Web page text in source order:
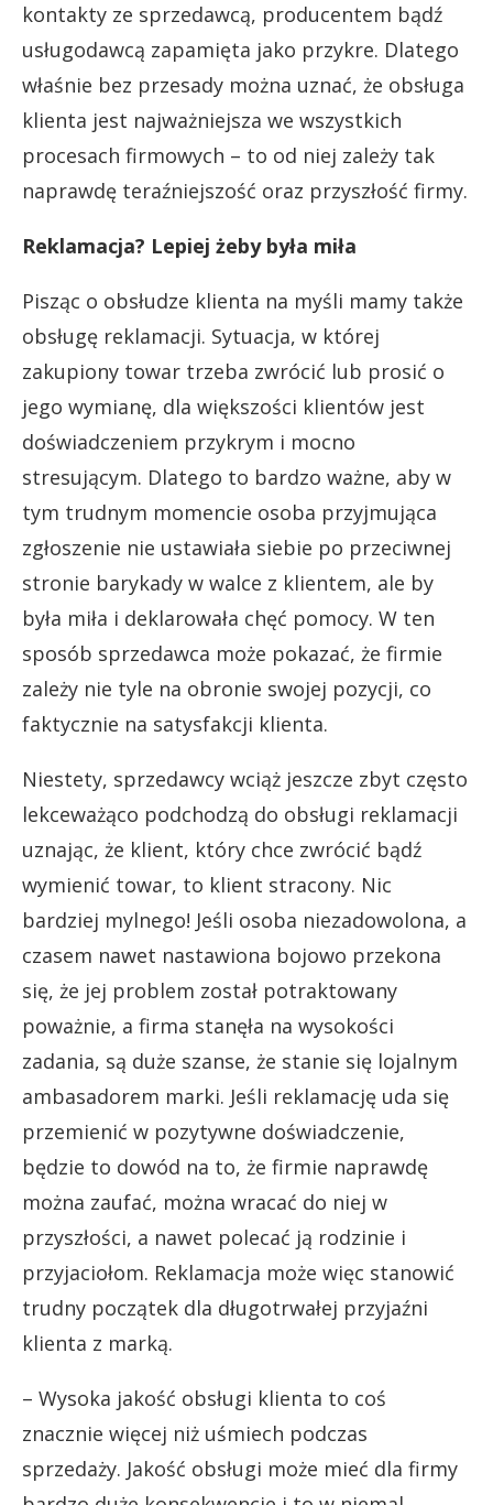
kontakty ze sprzedawcą, producentem bądź
usługodawcą zapamięta jako przykre. Dlatego
właśnie bez przesady można uznać, że obsługa
klienta jest najważniejsza we wszystkich
procesach firmowych – to od niej zależy tak
naprawdę teraźniejszość oraz przyszłość firmy.
Reklamacja? Lepiej żeby była miła
Pisząc o obsłudze klienta na myśli mamy także
obsługę reklamacji. Sytuacja, w której
zakupiony towar trzeba zwrócić lub prosić o
jego wymianę, dla większości klientów jest
doświadczeniem przykrym i mocno
stresującym. Dlatego to bardzo ważne, aby w
tym trudnym momencie osoba przyjmująca
zgłoszenie nie ustawiała siebie po przeciwnej
stronie barykady w walce z klientem, ale by
była miła i deklarowała chęć pomocy. W ten
sposób sprzedawca może pokazać, że firmie
zależy nie tyle na obronie swojej pozycji, co
faktycznie na satysfakcji klienta.
Niestety, sprzedawcy wciąż jeszcze zbyt często
lekceważąco podchodzą do obsługi reklamacji
uznając, że klient, który chce zwrócić bądź
wymienić towar, to klient stracony. Nic
bardziej mylnego! Jeśli osoba niezadowolona, a
czasem nawet nastawiona bojowo przekona
się, że jej problem został potraktowany
poważnie, a firma stanęła na wysokości
zadania, są duże szanse, że stanie się lojalnym
ambasadorem marki. Jeśli reklamację uda się
przemienić w pozytywne doświadczenie,
będzie to dowód na to, że firmie naprawdę
można zaufać, można wracać do niej w
przyszłości, a nawet polecać ją rodzinie i
przyjaciołom. Reklamacja może więc stanowić
trudny początek dla długotrwałej przyjaźni
klienta z marką.
– Wysoka jakość obsługi klienta to coś
znacznie więcej niż uśmiech podczas
sprzedaży. Jakość obsługi może mieć dla firmy